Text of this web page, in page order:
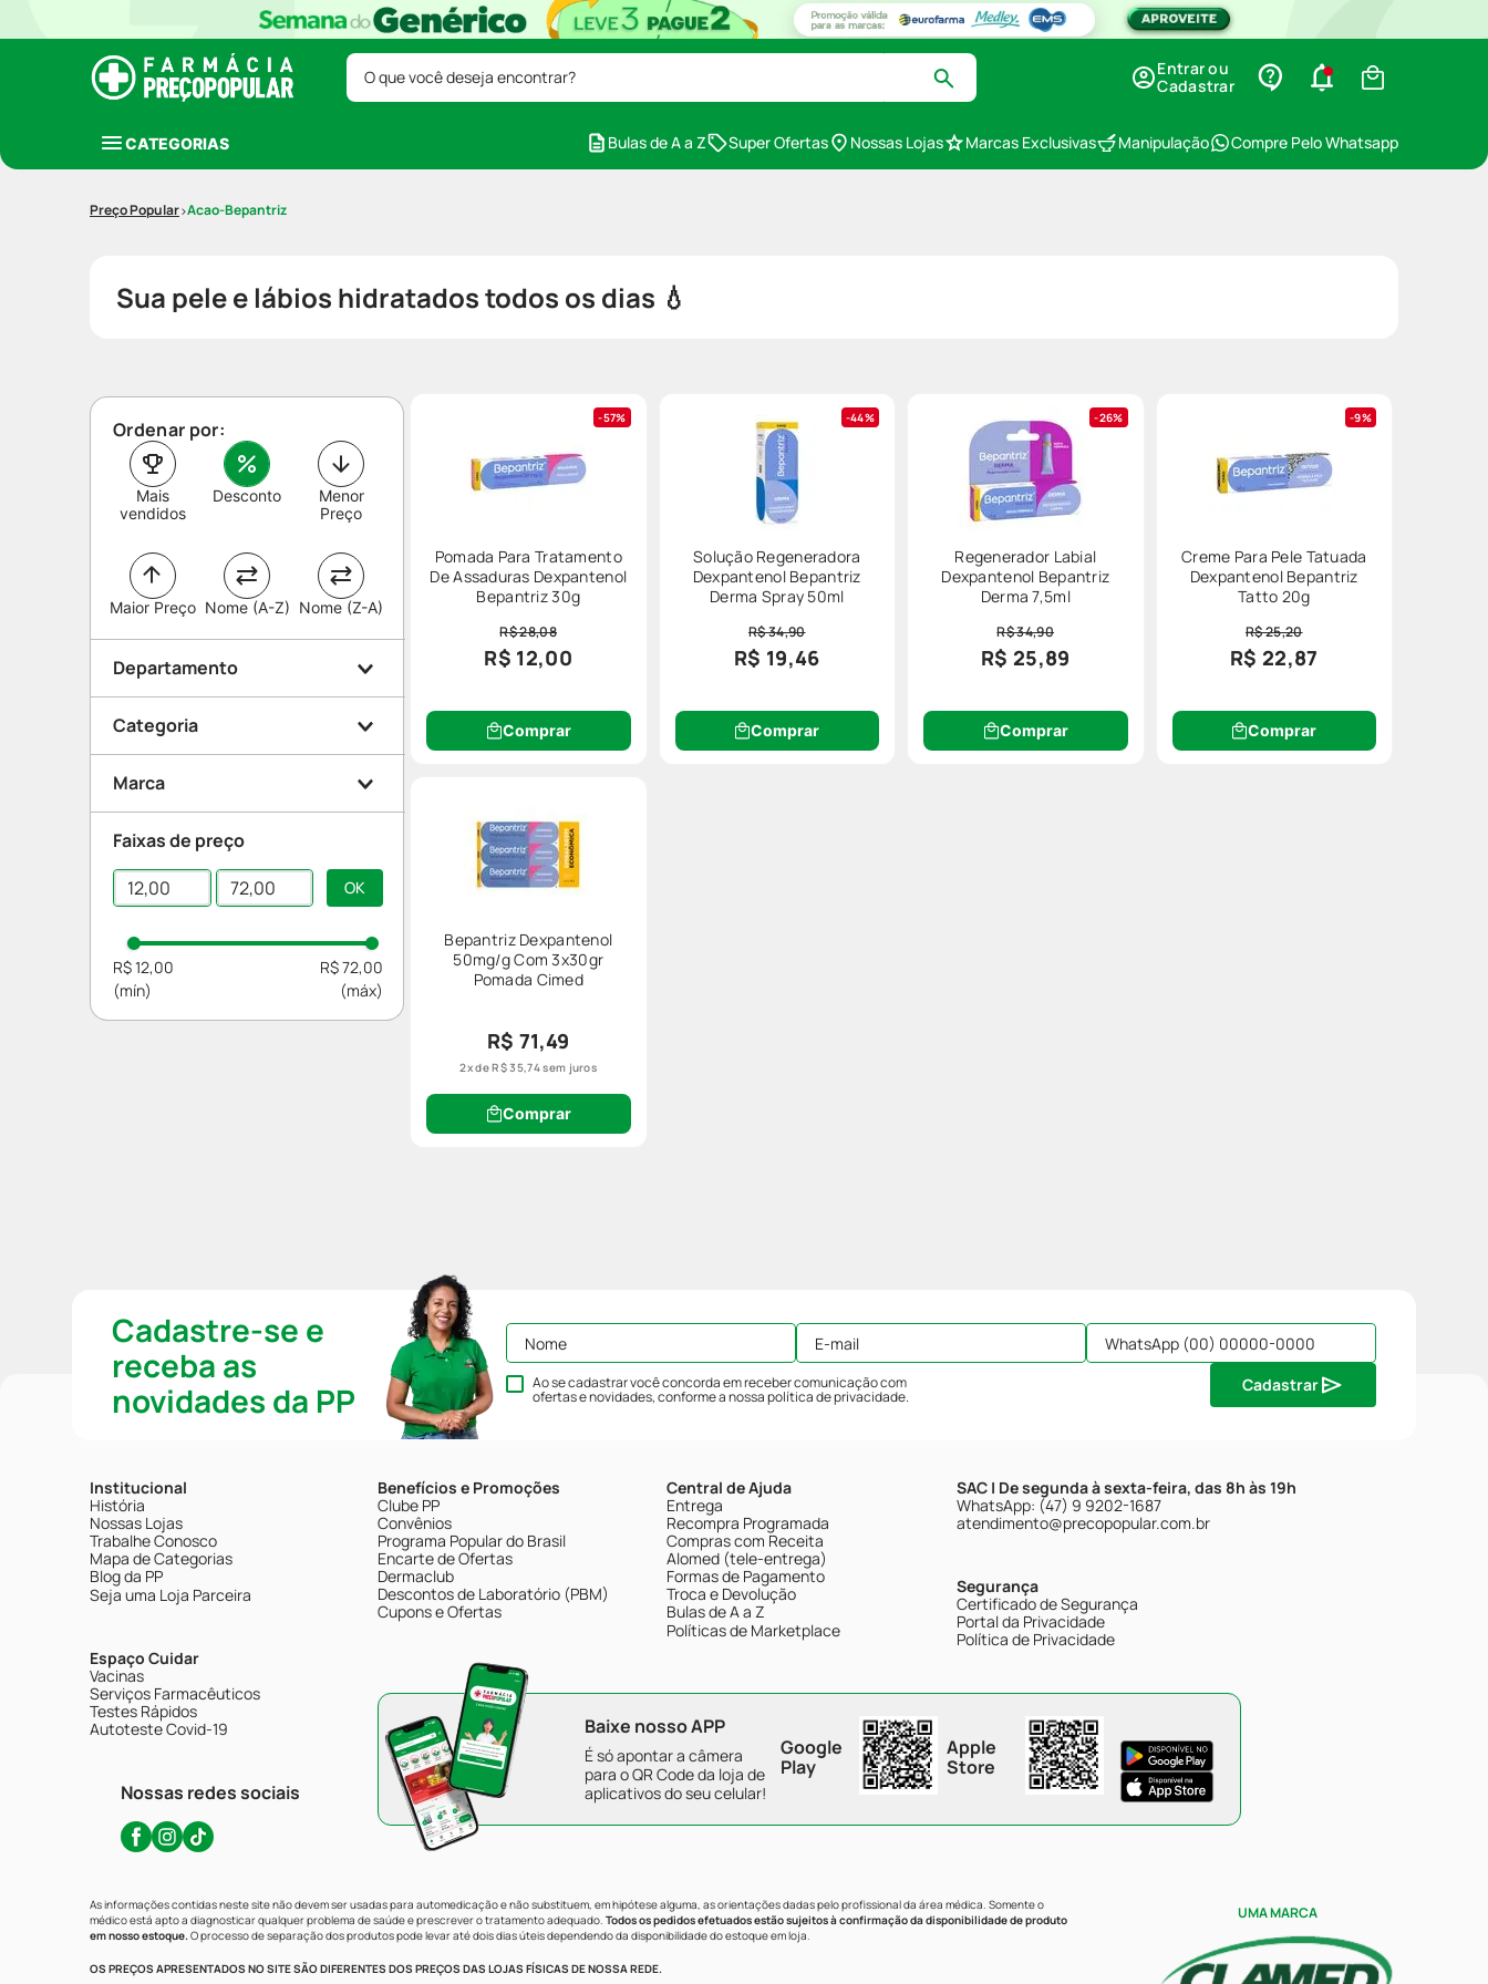
O que você deseja encontrar?
Entrar ou
Cadastrar
CATEGORIAS Bulas de A a Z Super Ofertas Nossas Lojas Marcas Exclusivas Manipulação Compre Pelo Whatsapp
Acao-Bepantriz
Sua pele e lábios hidratados todos os dias 💧
Ordenar por:
Mais
vendidos
Desconto
Maior Preço
Menor
Preço
Nome (A-Z) Nome (Z-A)
Departamento
Beleza e Proteção
Mamãe e Bebê
Categoria
Corpo
Assaduras
Lábios
Marca
Bepantriz
Faixas de preço
R$ 12,00 R$ 72,00
57%
Pomada Para Tratamento
De Assaduras Dexpantenol
Bepantriz 30g
R$ 28,08
R$ 12,00
Comprar
44%
Solução Regeneradora
Dexpantenol Bepantriz
Derma Spray 50ml
R$ 34,90
R$ 19,46
Comprar
26%
Regenerador Labial
Dexpantenol Bepantriz
Derma 7,5ml
R$ 34,90
R$ 25,89
Comprar
9%
Creme Para Pele Tatuada
Dexpantenol Bepantriz
Tatto 20g
R$ 25,20
R$ 22,87
Comprar
Bepantriz Dexpantenol
50mg/g Com 3x30gr
Pomada Cimed
R$ 71,49
2x deR$35,74sem juros
Comprar
Cadastre-se e
receba as
novidades da PP
Ao se cadastrar você concorda em receber comunicação com
ofertas e novidades, conforme a nossapolítica de privacidade.
Cadastrar
Institucional
História
Nossas Lojas
Trabalhe Conosco
Mapa de Categorias
Blog da PP
Seja uma Loja Parceira
Espaço Cuidar
Vacinas
Serviços Farmacêuticos
Testes Rápidos
Autoteste Covid-19
Nossas redes sociais
Benefícios e Promoções
Clube PP
Convênios
Programa Popular do Brasil
Encarte de Ofertas
Dermaclub
Descontos de Laboratório (PBM)
Cupons e Ofertas
Central de Ajuda
Entrega
Recompra Programada
Compras com Receita
Alomed (tele-entrega)
Formas de Pagamento
Troca e Devolução
Bulas de A a Z
Políticas de Marketplace
SAC | De segunda à sexta-feira, das 8h às 19h
WhatsApp: (47) 9 9202-1687
atendimento@precopopular.com.br
Segurança
Certificado de Segurança
Portal da Privacidade
Política de Privacidade
Baixe nosso APP
É só apontar a câmera
para o QR Code da loja de
aplicativos do seu celular!
Google
Play
Apple
Store
As informações contidas neste site não devem ser usadas para automedicação e não substituem, em hipótese alguma, as orientações dadas pelo profissional da área médica. Somente o
médico está apto a diagnosticar qualquer problema de saúde e prescrever o tratamento adequado. Todos os pedidos efetuados estão sujeitos à confirmação da disponibilidade de produto
em nosso estoque.O processo de separação dos produtos pode levar até dois dias úteis dependendo da disponibilidade do estoque em loja.
OS PREÇOS APRESENTADOS NO SITE SÃO DIFERENTES DOS PREÇOS DAS LOJAS FÍSICAS DE NOSSA REDE.
UMA MARCA